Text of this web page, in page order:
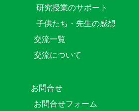
研究授業のサポート
子供たち・先生の感想
交流一覧
交流について
お問合せ
お問合せフォーム